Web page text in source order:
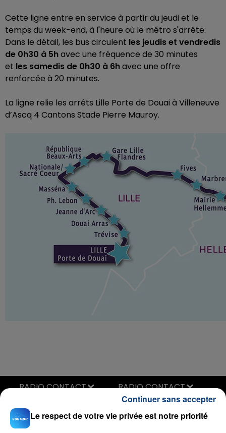
Cette ligne entre en service à partir du jeudi et le
temps du week-end, à l'heure où le métro s'arrête.
Dans le détail, les bus circulent les jeudis et vendredis
de 0h30 à 5havec une fréquence de 30 minutes
et les samedis de 0h30 à 6havec une offre
renforcée à 20 minutes.
La ligne relie les arrêts Lille Porte de Douai à Villeneuve
d’Ascq 4 Cantons Stade Pierre Mauroy.
Rockabye
CLEAN BANDIT FEAT. SEAN PAUL
RADIO CONTACT
Le respect de votre vie privée est notre priorité
Continuer sans accepter